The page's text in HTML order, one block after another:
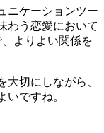
ニケーションツー
わう恋愛において
よりよい関係を
切にしながら、
いですね。